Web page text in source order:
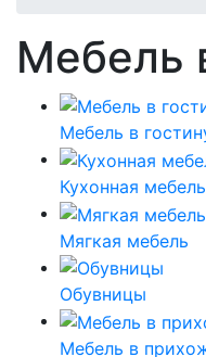
Мебель
Мебель в
Кухонная мебель
Мягкая мебель
Обувницы
Мебель в